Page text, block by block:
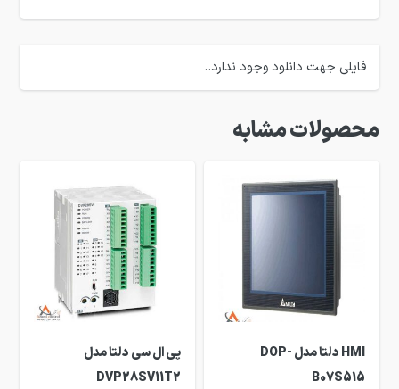
فایلی جهت دانلود وجود ندارد..
محصولات مشابه
HMI دلتا مدل DOP-
B07S515
پی ال سی دلتا مدل
DVP28SV11T2